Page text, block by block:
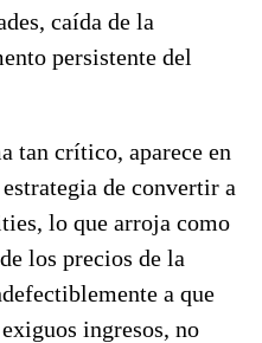
caída de la
persistente del
tan crítico, aparece en
de convertir a
lo que arroja como
los precios de la
a que
ingresos, no